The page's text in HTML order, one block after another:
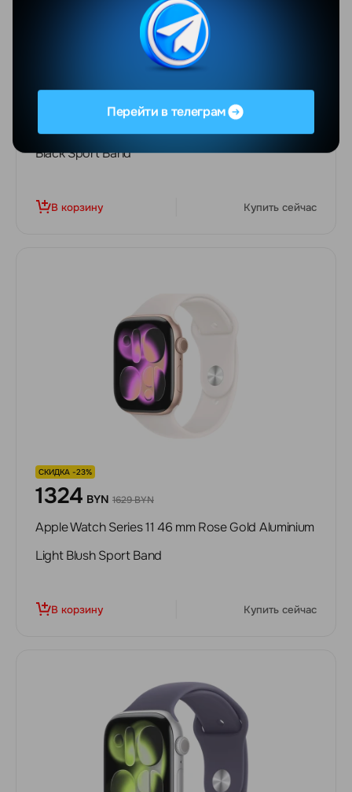
1298
Apple Watch Series 11 46 mm Jet Black Aluminum
Black Sport Band
В корзину Купить сейчас
СКИДКА -23%
1324 BYN 1629 BYN
Apple Watch Series 11 46 mm Rose Gold Aluminium
Light Blush Sport Band
В корзину Купить сейчас
Перейти в телеграм